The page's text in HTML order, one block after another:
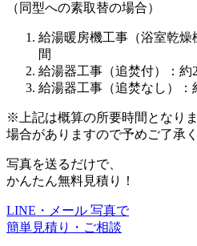
（同型への素取替の場合）
給湯暖房機工事（浴室乾
間
給湯器工事（追焚付）：約
給湯器工事（追焚なし）：
※上記は概算の所要時間となり
場合がありますので予めご了承く
写真を送るだけで、
かんたん無料見積り！
LINE・メール 写真で
簡単見積り・ご相談